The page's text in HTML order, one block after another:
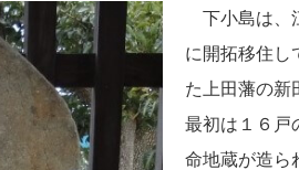
下小島は、
に開拓移住し
た上田藩の新
最初は１６戸
命地蔵が造ら